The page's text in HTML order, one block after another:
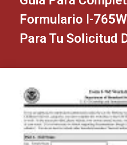
Formulario I-
Para Tu Solicitud